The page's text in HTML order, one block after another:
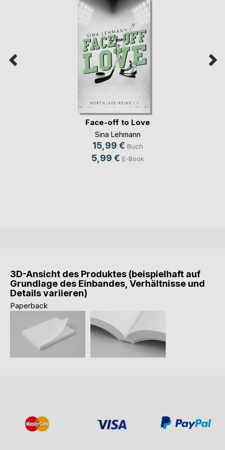
Face-off to Love
Sina Lehmann
15,99 € Buch
5,99 € E-Book
3D-Ansicht des Produktes (beispielhaft auf
Grundlage des Einbandes, Verhältnisse und
Details variieren)
Paperback